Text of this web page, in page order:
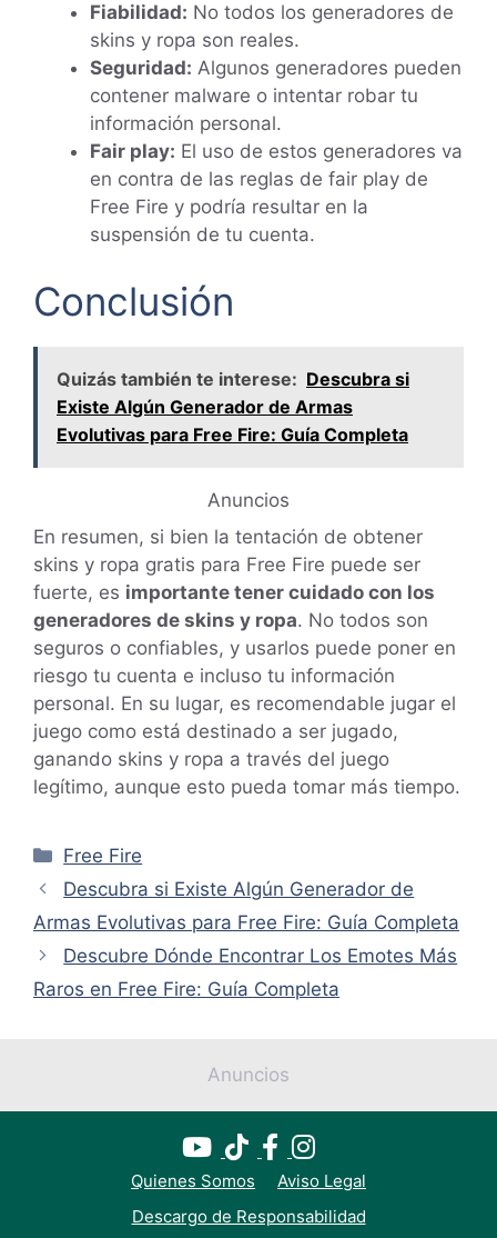
Fiabilidad: No todos los generadores de
skins y ropa son reales.
Seguridad: Algunos generadores pueden
contener malware o intentar robar tu
información personal.
Fair play: El uso de estos generadores va
en contra de las reglas de fair play de
Free Fire y podría resultar en la
suspensión de tu cuenta.
Conclusión
Quizás también te interese: Descubra si
Existe Algún Generador de Armas
Evolutivas para Free Fire: Guía Completa
Anuncios
En resumen, si bien la tentación de obtener
skins y ropa gratis para Free Fire puede ser
fuerte, es importante tener cuidado con los
generadores de skins y ropa. No todos son
seguros o confiables, y usarlos puede poner en
riesgo tu cuenta e incluso tu información
personal. En su lugar, es recomendable jugar el
juego como está destinado a ser jugado,
ganando skins y ropa a través del juego
legítimo, aunque esto pueda tomar más tiempo.
Categorías
Free Fire
Descubra si Existe Algún Generador de
Armas Evolutivas para Free Fire: Guía Completa
Descubre Dónde Encontrar Los Emotes Más
Raros en Free Fire: Guía Completa
Anuncios
Quienes Somos
Aviso Legal
Descargo de Responsabilidad